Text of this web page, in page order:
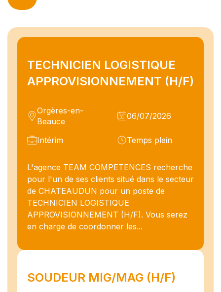
TECHNICIEN LOGISTIQUE
APPROVISIONNEMENT (H/F)
Orgères-en-
Beauce
06/07/2026
Intérim Temps plein
L'agence TEAM COMPETENCES recherche
pour l'un de ses clients situé dans le secteur
de CHATEAUDUN pour un poste de
TECHNICIEN LOGISTIQUE
APPROVISIONNEMENT (H/F). Vous serez
en charge de coordonner les...
SOUDEUR MIG/MAG (H/F)